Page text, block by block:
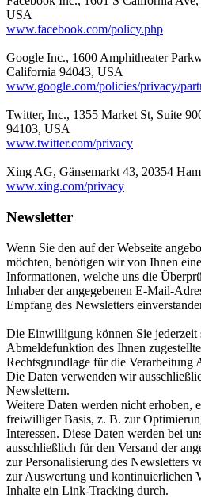
USA
www.facebook.com/policy.php
Google Inc., 1600 Amphitheater
California 94043, USA
www.google.com/policies/privacy/
Twitter, Inc., 1355 Market St, Suite
94103, USA
www.twitter.com/privacy
Xing AG, Gänsemarkt 43, 20354
www.xing.com/privacy
Newsletter
Wenn Sie den auf der Webseite
möchten, benötigen wir von Ihnen
Informationen, welche uns die
Inhaber der angegebenen E-Mail-
Empfang des Newsletters
Die Einwilligung können Sie jederzeit
Abmeldefunktion des Ihnen
Rechtsgrundlage für die
Die Daten verwenden wir
Newslettern.
Weitere Daten werden nicht erhoben,
freiwilliger Basis, z. B. zur
Interessen. Diese Daten werden bei
ausschließlich für den Versand der
zur Personalisierung des Newsletters
zur Auswertung und kontinuierlichen
Inhalte ein Link-Tracking durch.